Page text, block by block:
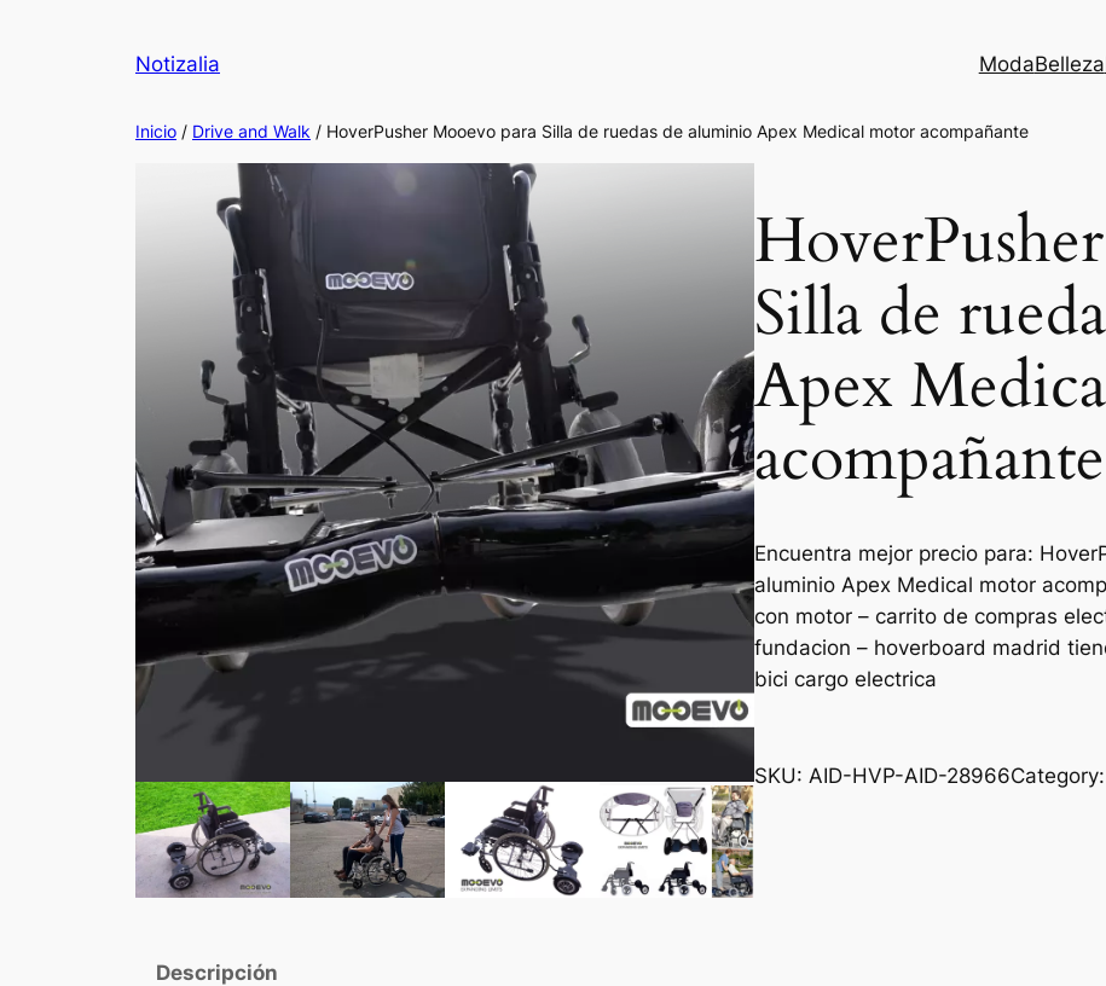
Notizalia ModaBelleza
Inicio / Drive and Walk / HoverPusher Mooevo para Silla de ruedas de aluminio Apex Medical motor acompañante
Silla de
Apex
acompañante
Encuentra mejor precio para:
aluminio Apex Medical motor
con motor – carrito de compras
fundacion – hoverboard madrid
bici cargo electrica
SKU: AID-HVP-AID-28966Category:
Descripción